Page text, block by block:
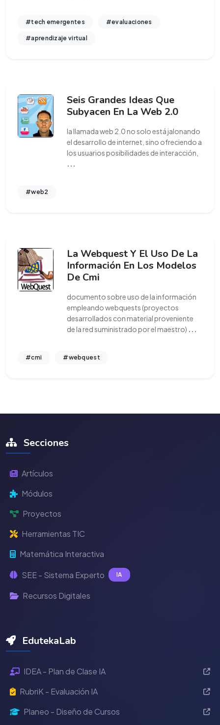
#tech emergentes #evaluaciones
#aprendizaje virtual
Seis Grandes Ideas Que
Subyacen En La Web 2.0
la llamada web 2.0 no solo está jalonando
el desarrollo de internet, sino ofreciendo a
los usuarios posibilidades de interacción,
...
#web2
La Webquest Y El Uso De La
Información En Los Modelos
De Cmi
documento sobre uso de la información
empleando webquests (proyectos
desarrollados con material proveniente
de la red suministrado por el maestro) ...
#cmi #webquest
Secciones
Artículos
Módulos
Proyectos
Herramientas TIC
Matemática Interactiva
SEE - Sistema Experto IA
Recursos Digitales
EdutekaLab
IDEA - Plan de Clase IA
RubriK - Evaluación IA
Planeo - Diseño de Cursos